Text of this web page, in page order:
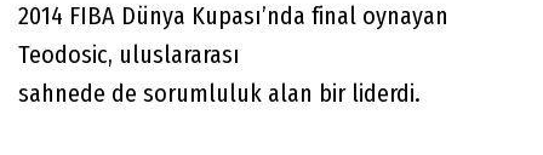
2014 FIBA Dünya Kupası’nda final oynayan
Teodosic, uluslararası
sahnede de sorumluluk alan bir liderdi.